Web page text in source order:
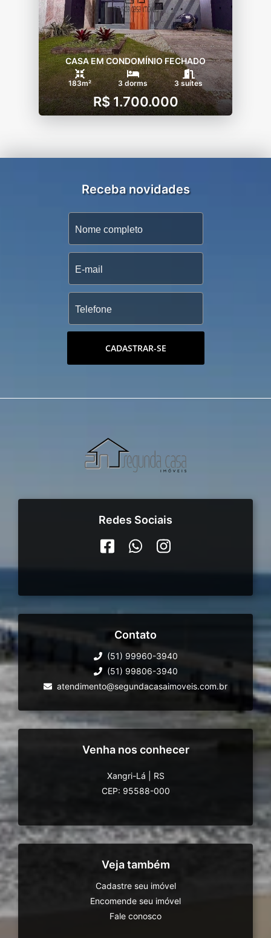
CASA EM CONDOMÍNIO FECHADO
183m² 3 dorms 3 suítes
R$ 1.700.000
Receba novidades
CADASTRAR-SE
Redes Sociais
Contato
(51) 99960-3940
(51) 99806-3940
atendimento@segundacasaimoveis.com.br
Venha nos conhecer
Xangri-Lá
RS
CEP: 95588-000
Veja também
Cadastre seu imóvel
Encomende seu imóvel
Fale conosco